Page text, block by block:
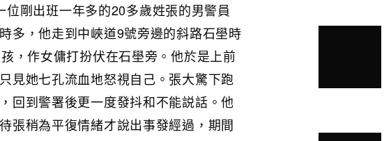
剛出班一年多的20多歲姓張的男警員
多，他走到中峽道9號旁邊的斜路石壆時
，作女傭打扮伏在石壆旁。他於是上前
見她七孔流血地怒視自己。張大驚下跑
回到警署後更一度發抖和不能説話。他
張稍為平復情緒才說出事發經過，期間